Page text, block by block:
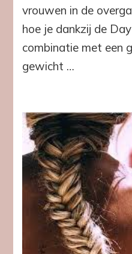
vrouwen in de
hoe je dankzij de
combinatie met een
gewicht …